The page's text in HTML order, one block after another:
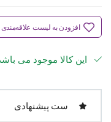
افزودن به لیست علاقه‌مندی
این کالا موجود می
ست پیشنهادی